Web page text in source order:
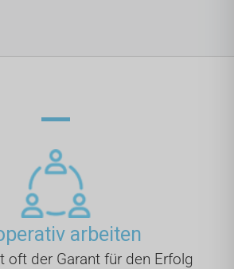
arbeiten
oft der Garant für den Erfolg